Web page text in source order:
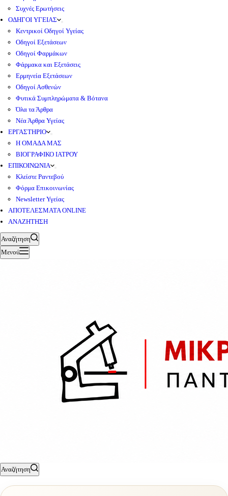
Συχνές Ερωτήσεις
ΟΔΗΓΟΙ ΥΓΕΙΑΣ
Κεντρικοί Οδηγοί Υγείας
Οδηγοί Εξετάσεων
Οδηγοί Φαρμάκων
Φάρμακα και Εξετάσεις
Ερμηνεία Εξετάσεων
Οδηγοί Ασθενών
Φυτικά Συμπληρώματα & Βότανα
Όλα τα Άρθρα
Νέα Άρθρα Υγείας
ΕΡΓΑΣΤΗΡΙΟ
Η ΟΜΑΔΑ ΜΑΣ
ΒΙΟΓΡΑΦΙΚΟ ΙΑΤΡΟΥ
ΕΠΙΚΟΙΝΩΝΙΑ
Κλείστε Ραντεβού
Φόρμα Επικοινωνίας
Newsletter Υγείας
ΑΠΟΤΕΛΕΣΜΑΤΑ ONLINE
ΑΝΑΖΗΤΗΣΗ
Αναζήτηση
Μενού
Αναζήτηση